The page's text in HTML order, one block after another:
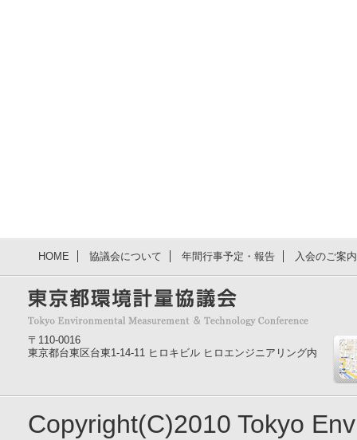
HOME 協議会について 年間行事予定・報告 入会のご案
〒110-0016
東京都台東区台東1-14-11 ヒロキビル ヒロエンジニアリング内
Copyright(C)2010 Tokyo